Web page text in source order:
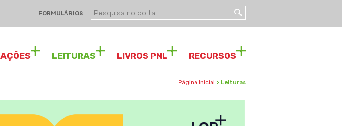
FORMULÁRIOS
RECURSOS
LIVROS PNL
LEITURAS
AÇÕES
Página Inicial > Leituras